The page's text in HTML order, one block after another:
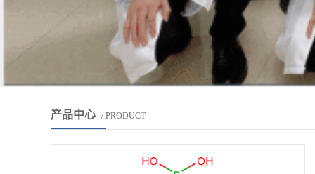
产品中心 / PRODUCT